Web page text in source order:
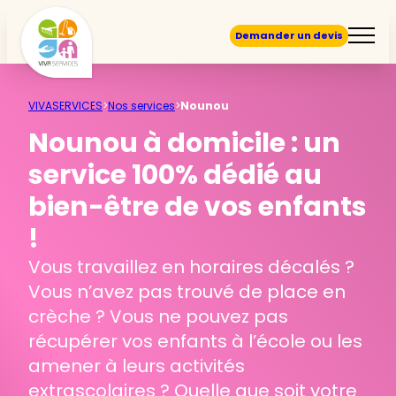
Demander un devis
VIVASERVICES>Nos services>Nounou
Nounou à domicile : un
service 100% dédié au
bien-être de vos enfants
!
Vous travaillez en horaires décalés ?
Vous n’avez pas trouvé de place en
crèche ? Vous ne pouvez pas
récupérer vos enfants à l’école ou les
amener à leurs activités
extrascolaires ? Quelle que soit votre